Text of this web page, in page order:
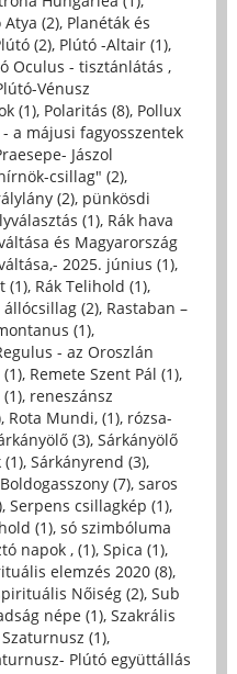
Atya (2), Planéták és
(2), Plútó -Altair (1),
Oculus - tisztánlátás ,
Vénusz
(1), Polaritás (8), Pollux
a májusi fagyosszentek
Jászol
csillag" (2),
(2), pünkösdi
(1), Rák hava
és Magyarország
2025. június (1),
(1), Rák Telihold (1),
állócsillag (2), Rastaban –
(1),
- az Oroszlán
, Remete Szent Pál (1),
, reneszánsz
, Rota Mundi, (1), rózsa-
(3), Sárkányölő
, Sárkányrend (3),
(7), saros
, Serpens csillagkép (1),
(1), só szimbóluma
napok , (1), Spica (1),
elemzés 2020 (8),
Nőiség (2), Sub
népe (1), Szakrális
Szaturnusz (1),
Plútó együttállás